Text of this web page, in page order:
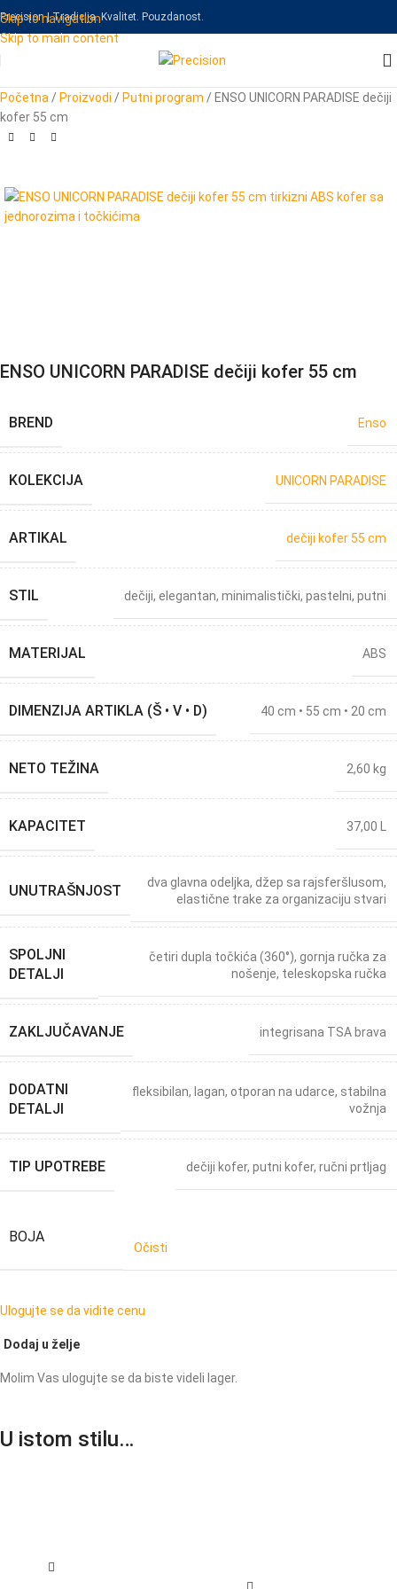
Skip to navigation
Skip to main content
Precision | Tradicija. Kvalitet. Pouzdanost.
Početna / Proizvodi / Putni program / ENSO UNICORN PARADISE dečiji
kofer 55 cm
ENSO UNICORN PARADISE dečiji kofer 55 cm
BREND Enso
KOLEKCIJA UNICORN PARADISE
ARTIKAL dečiji kofer 55 cm
STIL dečiji, elegantan, minimalistički, pastelni, putni
MATERIJAL ABS
DIMENZIJA ARTIKLA (Š • V • D) 40 cm • 55 cm • 20 cm
NETO TEŽINA 2,60 kg
KAPACITET 37,00 L
UNUTRAŠNJOST dva glavna odeljka, džep sa rajsferšlusom,
elastične trake za organizaciju stvari
SPOLJNI
DETALJI
četiri dupla točkića (360°), gornja ručka za
nošenje, teleskopska ručka
ZAKLJUČAVANJE integrisana TSA brava
DODATNI
DETALJI
fleksibilan, lagan, otporan na udarce, stabilna
vožnja
TIP UPOTREBE dečiji kofer, putni kofer, ručni prtljag
BOJA
Očisti
Ulogujte se da vidite cenu
Dodaj u želje
Molim Vas ulogujte se da biste videli lager.
U istom stilu…